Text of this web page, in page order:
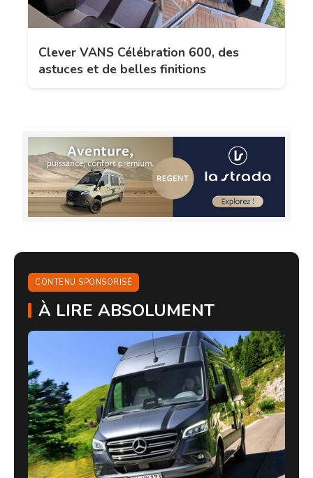
Clever VANS Célébration 600, des
astuces et de belles finitions
CONTENU SPONSORISÉ
À LIRE ABSOLUMENT